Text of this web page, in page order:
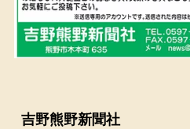
吉野熊野新聞社